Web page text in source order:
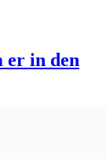
er in den